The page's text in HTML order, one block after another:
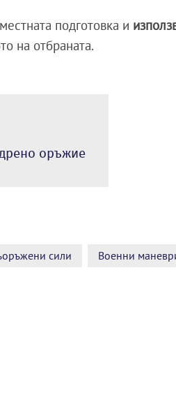
подготовка и
на отбраната.
оръжие
сили Военни